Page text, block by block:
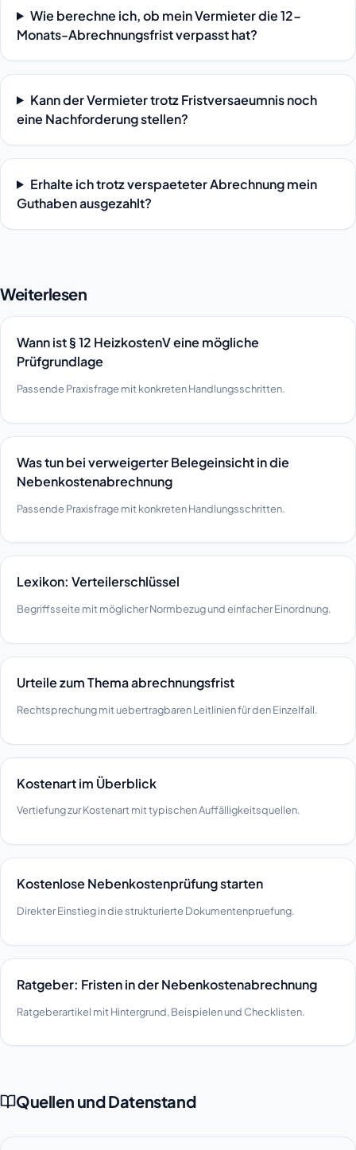
Wie berechne ich, ob mein Vermieter die 12-
Monats-Abrechnungsfrist verpasst hat?
Kann der Vermieter trotz Fristversaeumnis noch
eine Nachforderung stellen?
Erhalte ich trotz verspaeteter Abrechnung mein
Guthaben ausgezahlt?
Weiterlesen
Wann ist § 12 HeizkostenV eine mögliche
Prüfgrundlage
Passende Praxisfrage mit konkreten Handlungsschritten.
Was tun bei verweigerter Belegeinsicht in die
Nebenkostenabrechnung
Passende Praxisfrage mit konkreten Handlungsschritten.
Lexikon: Verteilerschlüssel
Begriffsseite mit möglicher Normbezug und einfacher Einordnung.
Urteile zum Thema abrechnungsfrist
Rechtsprechung mit uebertragbaren Leitlinien für den Einzelfall.
Kostenart im Überblick
Vertiefung zur Kostenart mit typischen Auffälligkeitsquellen.
Kostenlose Nebenkostenprüfung starten
Direkter Einstieg in die strukturierte Dokumentenpruefung.
Ratgeber: Fristen in der Nebenkostenabrechnung
Ratgeberartikel mit Hintergrund, Beispielen und Checklisten.
Quellen und Datenstand